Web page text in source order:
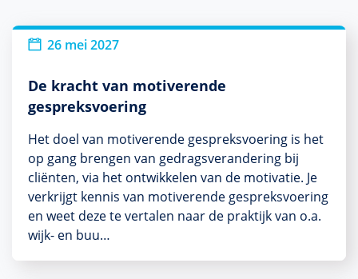
26 mei 2027
De kracht van motiverende
gespreksvoering
Het doel van motiverende gespreksvoering is het
op gang brengen van gedragsverandering bij
cliënten, via het ontwikkelen van de motivatie. Je
verkrijgt kennis van motiverende gespreksvoering
en weet deze te vertalen naar de praktijk van o.a.
wijk- en buu…